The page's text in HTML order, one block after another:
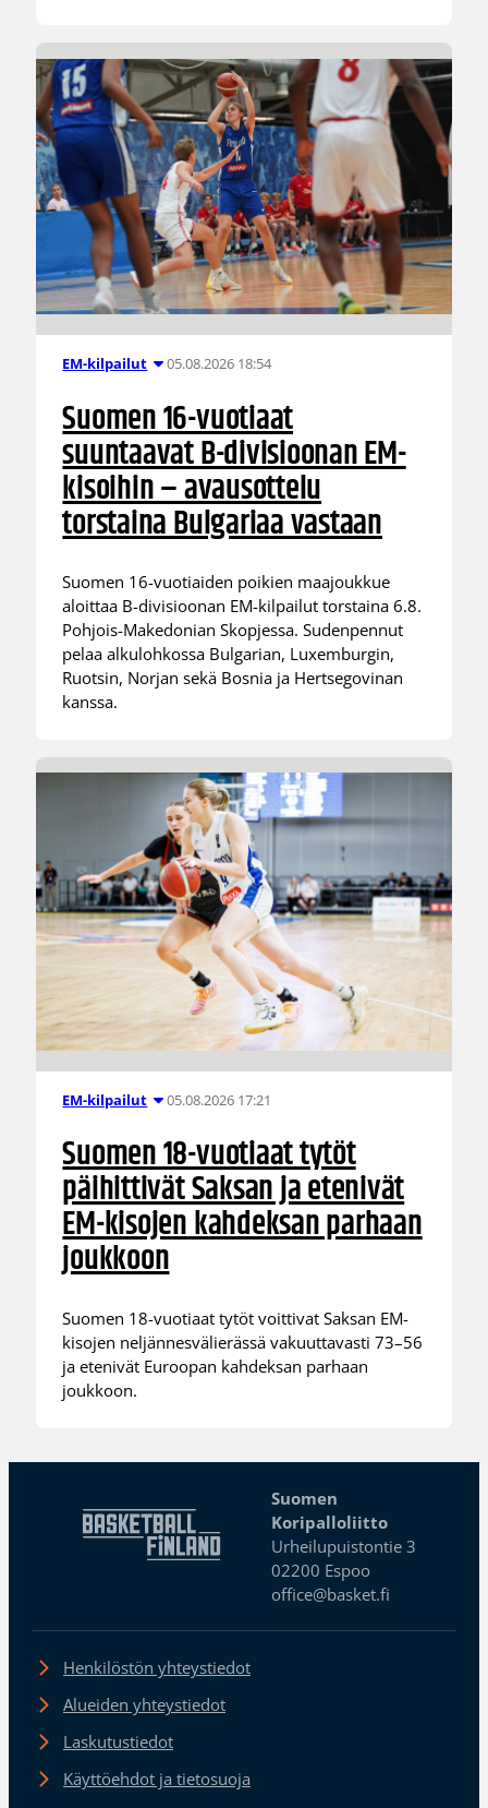
EM-kilpailut 05.08.2026 18:54
Suomen 16-vuotiaat
suuntaavat B-divisioonan EM-
kisoihin – avausottelu
torstaina Bulgariaa vastaan
Suomen 16-vuotiaiden poikien maajoukkue
aloittaa B-divisioonan EM-kilpailut torstaina 6.8.
Pohjois-Makedonian Skopjessa. Sudenpennut
pelaa alkulohkossa Bulgarian, Luxemburgin,
Ruotsin, Norjan sekä Bosnia ja Hertsegovinan
kanssa.
EM-kilpailut 05.08.2026 17:21
Suomen 18-vuotiaat tytöt
päihittivät Saksan ja etenivät
EM-kisojen kahdeksan parhaan
joukkoon
Suomen 18-vuotiaat tytöt voittivat Saksan EM-
kisojen neljännesvälierässä vakuuttavasti 73–56
ja etenivät Euroopan kahdeksan parhaan
joukkoon.
Suomen
Koripalloliitto
Urheilupuistontie 3
02200 Espoo
office@basket.fi
Henkilöstön yhteystiedot
Alueiden yhteystiedot
Laskutustiedot
Käyttöehdot ja tietosuoja